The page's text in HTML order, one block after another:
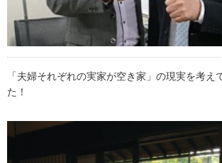
「夫婦それぞれの実家が空き家」の現実を考え
た！